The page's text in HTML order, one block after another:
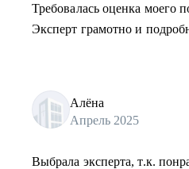
Требовалась оценка моего
Эксперт грамотно и
Алёна
Апрель 2025
Выбрала эксперта, т.к.